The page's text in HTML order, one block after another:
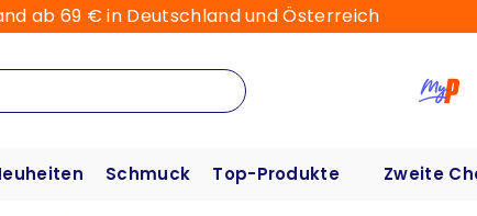
ab 69 € in Deutschland und Österreich
Schmuck Top-Produkte Zweite